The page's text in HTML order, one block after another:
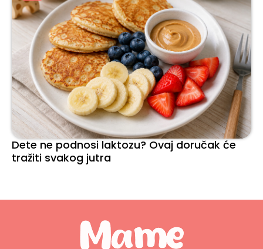
Dete ne podnosi laktozu? Ovaj doručak će
tražiti svakog jutra